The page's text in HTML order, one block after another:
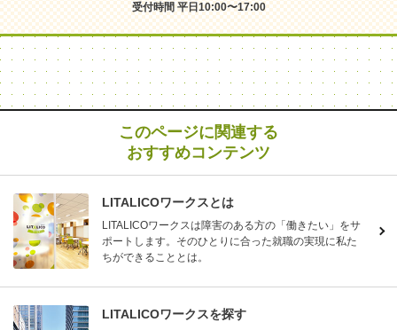
受付時間 平日10:00〜17:00
このページに関連する
おすすめコンテンツ
LITALICOワークスとは
LITALICOワークスは障害のある方の「働きたい」をサ
ポートします。そのひとりに合った就職の実現に私た
ちができることとは。
LITALICOワークスを探す